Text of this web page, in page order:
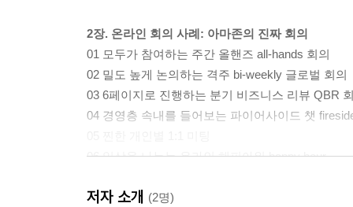
2장. 온라인 회의 사례: 아마존의 진짜 회의
01 모두가 참여하는 주간 올핸즈 all-hands 회의
02 밀도 높게 논의하는 격주 bi-weekly 글로벌 회의
03 6페이지로 진행하는 분기 비즈니스 리뷰 QBR
04 경영층 속내를 들어보는 파이어사이드 챗
06 일상을 나누는 온라인 해피아워 happy hour
08 아마존 온라인 회의 인사이트
저자 소개 (2명)